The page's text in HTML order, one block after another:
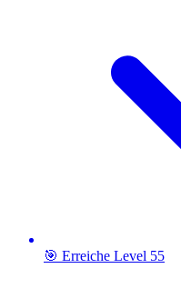
🎯 Erreiche Level 55